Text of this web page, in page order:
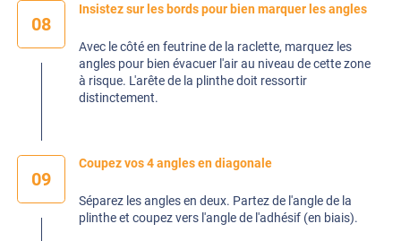
08
Insistez sur les bords pour bien marquer les angles
Avec le côté en feutrine de la raclette, marquez les
angles pour bien évacuer l'air au niveau de cette zone
à risque. L'arête de la plinthe doit ressortir
distinctement.
09
Coupez vos 4 angles en diagonale
Séparez les angles en deux. Partez de l'angle de la
plinthe et coupez vers l'angle de l'adhésif (en biais).